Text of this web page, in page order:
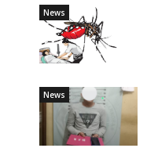
News
News